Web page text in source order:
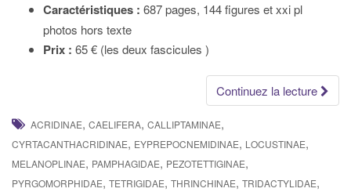
Caractéristiques : 687 pages, 144 figures et xxi pl
photos hors texte
Prix : 65 € (les deux fascicules )
Continuez la lecture
ACRIDINAE, CAELIFERA, CALLIPTAMINAE,
CYRTACANTHACRIDINAE, EYPREPOCNEMIDINAE, LOCUSTINAE,
MELANOPLINAE, PAMPHAGIDAE, PEZOTETTIGINAE,
PYRGOMORPHIDAE, TETRIGIDAE, THRINCHINAE, TRIDACTYLIDAE,